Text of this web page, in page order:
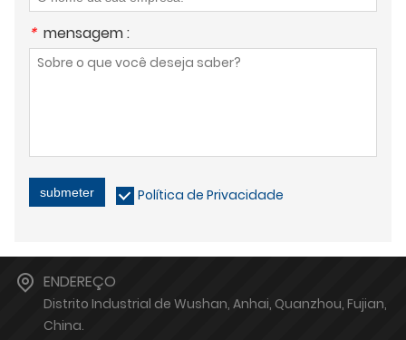
* mensagem :
submeter Política de Privacidade
ENDEREÇO
Distrito Industrial de Wushan, Anhai, Quanzhou, Fujian,
China.